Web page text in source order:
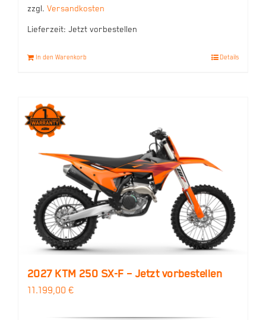
zzgl. Versandkosten
Lieferzeit: Jetzt vorbestellen
In den Warenkorb Details
2027 KTM 250 SX-F – Jetzt vorbestellen
11.199,00 €